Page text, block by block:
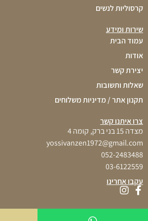
קרסוליות לנשים
שירות ומידע
עמוד הבית
אודות
יצירת קשר
שאלות ותשובות
תקנון אתר / מדיניות משלוחים
עקבו אחרינו
צרו איתנו קשר
מצדה 15 בני ברק, קומה 4
yossivanzen1972@gmail.com
052-2483488
03-6122559